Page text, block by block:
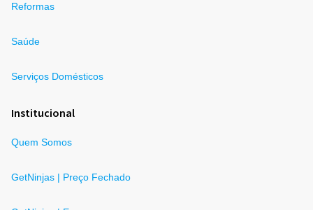
Reformas
Saúde
Serviços Domésticos
Institucional
Quem Somos
GetNinjas | Preço Fechado